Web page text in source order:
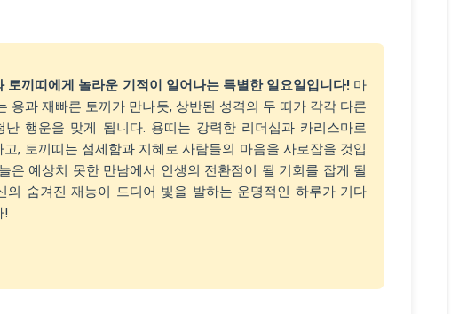
토끼띠에게 놀라운 기적이 일어나는 특별한 일요일입니다!마
용과 재빠른 토끼가 만나듯, 상반된 성격의 두 띠가 각각 다른
난 행운을 맞게 됩니다. 용띠는 강력한 리더십과 카리스마로
고, 토끼띠는 섬세함과 지혜로 사람들의 마음을 사로잡을 것입
은 예상치 못한 만남에서 인생의 전환점이 될 기회를 잡게 될
의 숨겨진 재능이 드디어 빛을 발하는 운명적인 하루가 기다
!